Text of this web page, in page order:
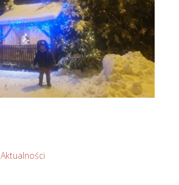
Aktualności